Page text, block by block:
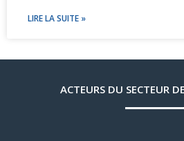
LIRE LA SUITE »
ACTEURS DU SECTEUR